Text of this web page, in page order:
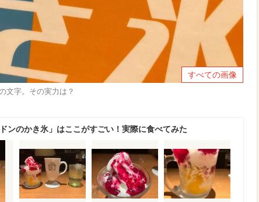
すべての画像
文字。その実力は？
ドンのかき氷」はここがすごい！実際に食べてみた